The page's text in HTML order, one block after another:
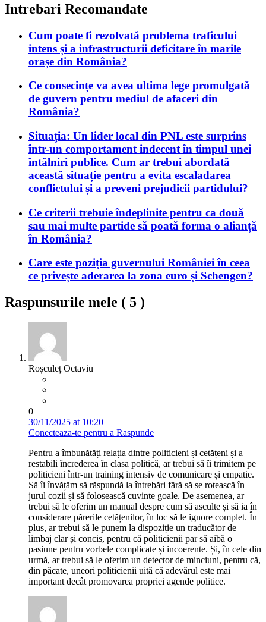
Intrebari Recomandate
Cum poate fi rezolvată problema traficului
intens și a infrastructurii deficitare în marile
orașe din România?
Ce consecințe va avea ultima lege promulgată
de guvern pentru mediul de afaceri din
România?
Situația: Un lider local din PNL este surprins
într-un comportament indecent în timpul unei
întâlniri publice. Cum ar trebui abordată
această situație pentru a evita escaladarea
conflictului și a preveni prejudicii partidului?
Ce criterii trebuie îndeplinite pentru ca două
sau mai multe partide să poată forma o alianță
în România?
Care este poziția guvernului României în ceea
ce privește aderarea la zona euro și Schengen?
Raspunsurile mele ( 5 )
Roșculeț Octaviu
0
30/11/2025 at 10:20
Conecteaza-te pentru a Raspunde
Pentru a îmbunătăți relația dintre politicieni și cetățeni și a
restabili încrederea în clasa politică, ar trebui să îi trimitem pe
politicieni într-un training intensiv de comunicare și empatie.
Să îi învățăm să răspundă la întrebări fără să se rotească în
jurul cozii și să folosească cuvinte goale. De asemenea, ar
trebui să le oferim un manual despre cum să asculte și să ia în
considerare părerile cetățenilor, în loc să le ignore complet. În
plus, ar trebui să le punem la dispoziție un traducător de
limbaj clar și concis, pentru că politicienii par să aibă o
pasiune pentru vorbele complicate și incoerente. Și, în cele din
urmă, ar trebui să le oferim un detector de minciuni, pentru că,
din păcate, uneori politicienii uită că adevărul este mai
important decât promovarea propriei agende politice.